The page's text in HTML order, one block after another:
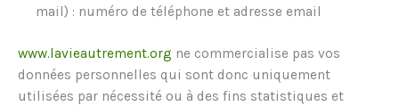
mail) : numéro de téléphone et adresse email
www.lavieautrement.org ne commercialise pas vos
données personnelles qui sont donc uniquement
utilisées par nécessité ou à des fins statistiques et